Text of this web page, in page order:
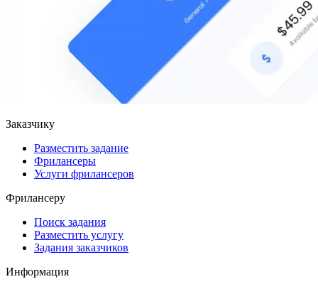
Заказчику
Разместить задание
Фрилансеры
Услуги фрилансеров
Фрилансеру
Поиск задания
Разместить услугу
Задания заказчиков
Информация